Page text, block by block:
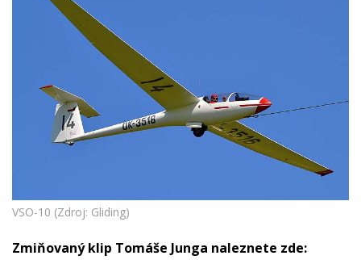
VSO-10 (Zdroj: Gliding)
Zmiňovaný klip Tomáše Junga naleznete zde: